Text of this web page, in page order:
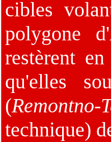
cibles
polygone
restèrent
qu'elles
(Remontno-
technique)